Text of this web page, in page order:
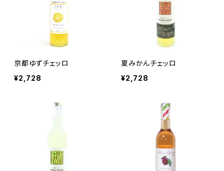
京都ゆずチェッロ
¥2,728
夏みかんチェッロ
¥2,728